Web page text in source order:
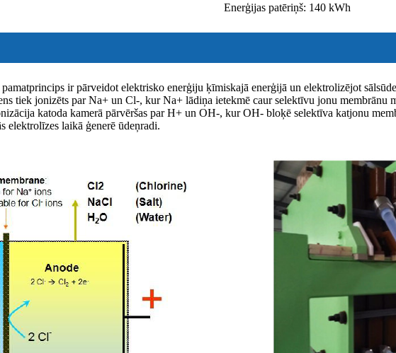
Enerģijas patēriņš: 140 kWh
ir pārveidot elektrisko enerģiju ķīmiskajā enerģijā un elektrolizējot
tiek jonizēts par Na+ un Cl-, kur Na+ lādiņa ietekmē caur selektīvu jonu
katoda kamerā pārvēršas par H+ un OH-, kur OH- bloķē selektīva katjonu
laikā ģenerē ūdeņradi.